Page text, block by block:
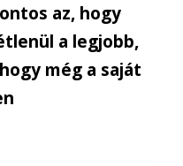
az, hogy
a legjobb,
még a saját